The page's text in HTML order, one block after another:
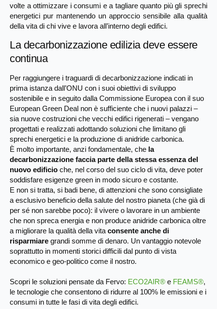
volte a ottimizzare i consumi e a tagliare quanto più gli sprechi
energetici pur mantenendo un approccio sensibile alla qualità
della vita di chi vive e lavora all’interno degli edifici.
La decarbonizzazione edilizia deve essere
continua
Per raggiungere i traguardi di decarbonizzazione indicati in
prima istanza dall’ONU con i suoi obiettivi di sviluppo
sostenibile e in seguito dalla Commissione Europea con il suo
European Green Deal non è sufficiente che i nuovi palazzi –
sia nuove costruzioni che vecchi edifici rigenerati – vengano
progettati e realizzati adottando soluzioni che limitano gli
sprechi energetici e la produzione di anidride carbonica.
È molto importante, anzi fondamentale, che la
decarbonizzazione faccia parte della stessa essenza del
nuovo edificio che, nel corso del suo ciclo di vita, deve poter
soddisfare esigenze green in modo sicuro e costante.
E non si tratta, si badi bene, di attenzioni che sono consigliate
a esclusivo beneficio della salute del nostro pianeta (che già di
per sé non sarebbe poco): il vivere o lavorare in un ambiente
che non spreca energia e non produce anidride carbonica oltre
a migliorare la qualità della vita consente anche di
risparmiare grandi somme di denaro. Un vantaggio notevole
soprattutto in momenti storici difficili dal punto di vista
economico e geo-politico come il nostro.
Scopri le soluzioni pensate da Fervo: ECO2AIR® e FEAMS®,
le tecnologie che consentono di ridurre al 100% le emissioni e i
consumi in tutte le fasi di vita degli edifici.